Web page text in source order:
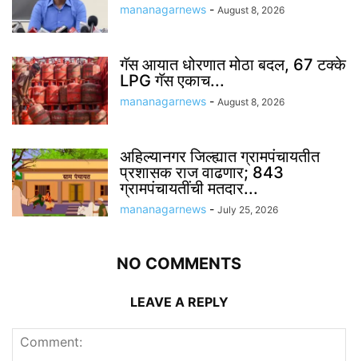
mananagarnews - August 8, 2026
गॅस आयात धोरणात मोठा बदल, 67 टक्के
LPG गॅस एकाच...
mananagarnews - August 8, 2026
अहिल्यानगर जिल्ह्यात ग्रामपंचायतीत
प्रशासक राज वाढणार; 843
ग्रामपंचायतींची मतदार...
mananagarnews - July 25, 2026
NO COMMENTS
LEAVE A REPLY